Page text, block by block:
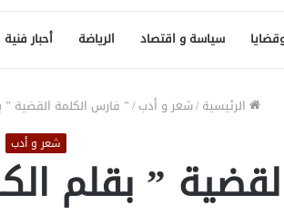
سياسة و اقتصاد الرياضة أحبار فنية
الرئيسية/شعر و أدب/” فارس الكلمة القضية ”
شعر و أدب
” بقلم